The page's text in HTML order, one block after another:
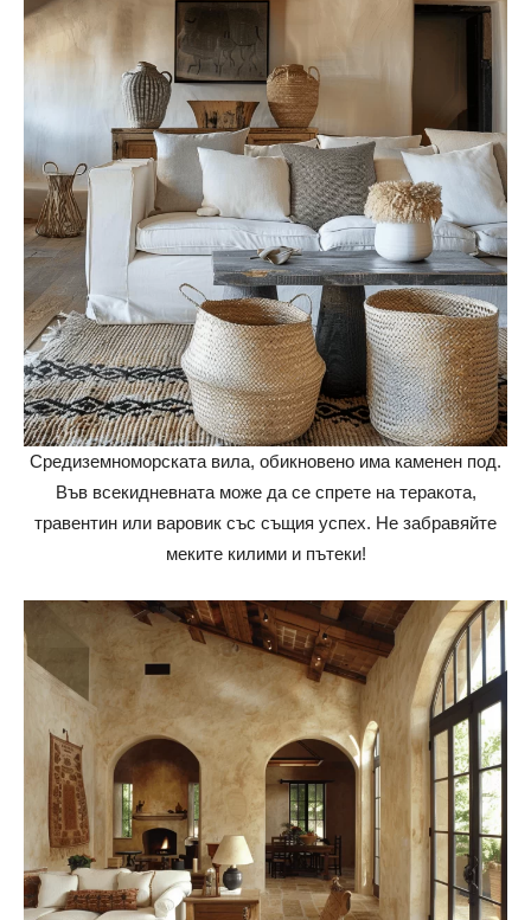
Средиземноморската вила, обикновено има каменен под.
Във всекидневната може да се спрете на теракота,
травентин или варовик със същия успех. Не забравяйте
меките килими и пътеки!